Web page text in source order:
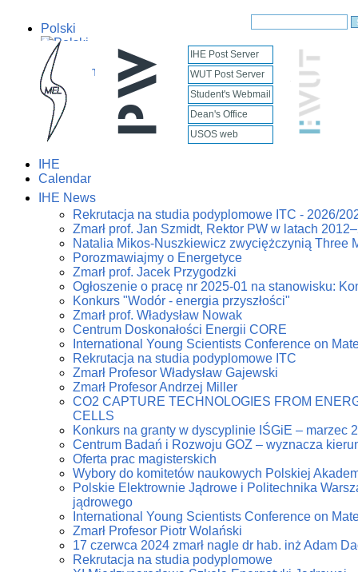
Polski
English
IHE Post Server
WUT Post Server
Student's Webmail
Dean's Office
USOS web
IHE
Calendar
IHE News
Rekrutacja na studia podyplomowe ITC - 2026/
Zmarł prof. Jan Szmidt, Rektor PW w latach
Natalia Mikos-Nuszkiewicz zwyciężczynią Three
Porozmawiajmy o Energetyce
Zmarł prof. Jacek Przygodzki
Ogłoszenie o pracę nr 2025-01 na stanowisku:
Konkurs "Wodór - energia przyszłości"
Zmarł prof. Władysław Nowak
Centrum Doskonałości Energii CORE
International Young Scientists Conference on
Rekrutacja na studia podyplomowe ITC
Zmarł Profesor Władysław Gajewski
Zmarł Profesor Andrzej Miller
CO2 CAPTURE TECHNOLOGIES FROM
CELLS
Konkurs na granty w dyscyplinie IŚGiE – marzec
Centrum Badań i Rozwoju GOZ – wyznacza
Oferta prac magisterskich
Wybory do komitetów naukowych Polskiej
Polskie Elektrownie Jądrowe i Politechnika
jądrowego
International Young Scientists Conference on
Zmarł Profesor Piotr Wolański
17 czerwca 2024 zmarł nagle dr hab. inż Adam
Rekrutacja na studia podyplomowe